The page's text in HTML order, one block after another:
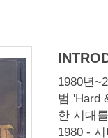
1980년
범 'Hard
한 시대
1980 -